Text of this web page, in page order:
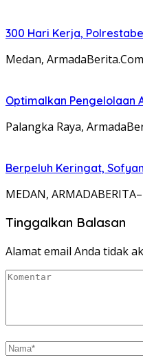
300 Hari Kerja,
Medan,
Optimalkan Pengelolaan
Palangka Raya,
Berpeluh Keringat,
MEDAN,
Tinggalkan Balasan
Alamat email Anda tidak